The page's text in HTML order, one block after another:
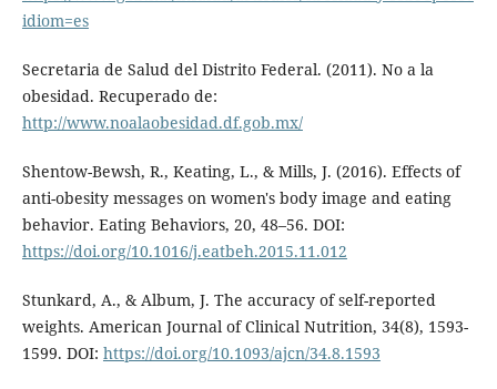
idiom=es
Secretaria de Salud del Distrito Federal. (2011). No a la
obesidad. Recuperado de:
http://www.noalaobesidad.df.gob.mx/
Shentow-Bewsh, R., Keating, L., & Mills, J. (2016). Effects of
anti-obesity messages on women's body image and eating
behavior. Eating Behaviors, 20, 48–56. DOI:
https://doi.org/10.1016/j.eatbeh.2015.11.012
Stunkard, A., & Album, J. The accuracy of self-reported
weights. American Journal of Clinical Nutrition, 34(8), 1593-
1599. DOI: https://doi.org/10.1093/ajcn/34.8.1593